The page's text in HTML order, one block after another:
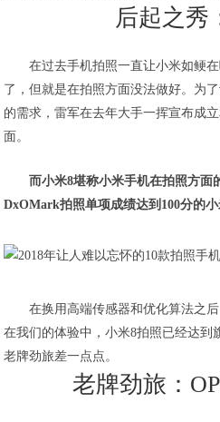
后起之秀
在过去手机拍照一直让小米如鲠
了，但就是在拍照方面没法做好。为
的需求，雷军在去年大手一挥宣布成
面。
而小米8堪称小米手机在拍照方面
DxOMark拍照单项成绩达到100分的小
在换用高端传感器和优化算法之
在我们的体验中，小米8拍照已经达到
老牌劲旅差一点点。
老牌劲旅：